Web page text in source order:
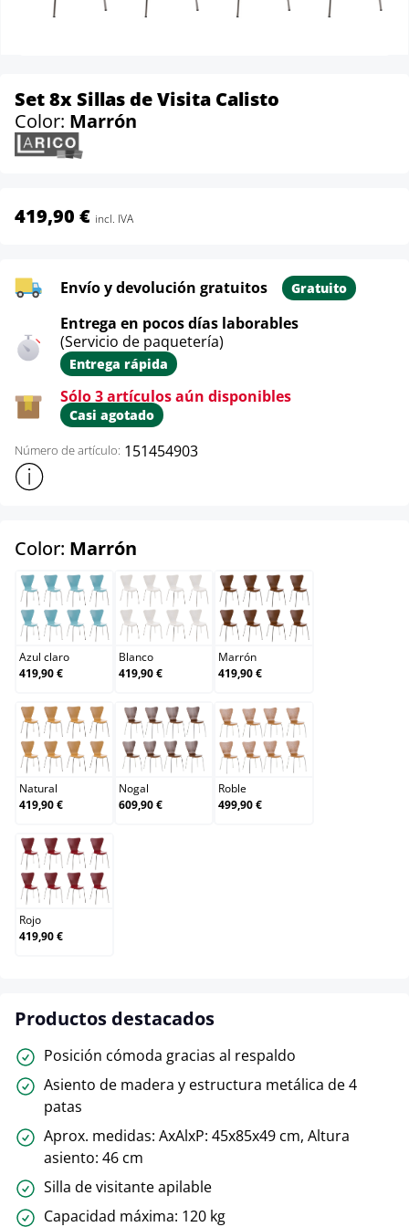
Set 8x Sillas de Visita Calisto
Color: Marrón
419,90 € incl. IVA
Envío y devolución gratuitos Gratuito
Entrega en pocos días laborables
(Servicio de paquetería)
Entrega rápida
Sólo 3 artículos aún disponibles
Casi agotado
Número de artículo: 151454903
Mostrar más información sobre el producto
Color: Marrón
Azul claro
Azul claro
419,90 €
Blanco
Blanco
419,90 €
Marrón
Marrón
419,90 €
Natural
Natural
419,90 €
Nogal
Nogal
609,90 €
Roble
Roble
499,90 €
Rojo
Rojo
419,90 €
Productos destacados
Posición cómoda gracias al respaldo
Asiento de madera y estructura metálica de 4
patas
Aprox. medidas: AxAlxP: 45x85x49 cm, Altura
asiento: 46 cm
Silla de visitante apilable
Capacidad máxima: 120 kg